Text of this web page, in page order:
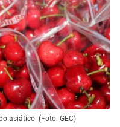
asiático. (Foto: GEC)